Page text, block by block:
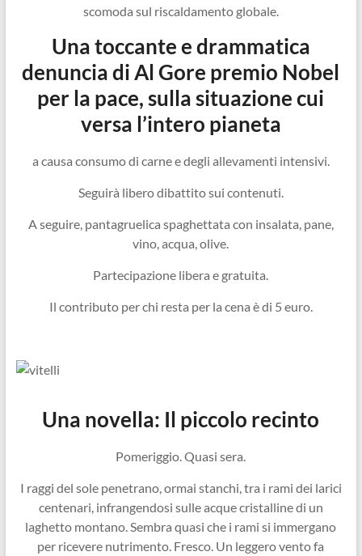
scomoda sul riscaldamento globale.
Una toccante e drammatica
denuncia di Al Gore premio Nobel
per la pace, sulla situazione cui
versa l’intero pianeta
a causa consumo di carne e degli allevamenti intensivi.
Seguirà libero dibattito sui contenuti.
A seguire, pantagruelica spaghettata con insalata, pane,
vino, acqua, olive.
Partecipazione libera e gratuita.
Il contributo per chi resta per la cena è di 5 euro.
Una novella: Il piccolo recinto
Pomeriggio. Quasi sera.
I raggi del sole penetrano, ormai stanchi, tra i rami dei larici
centenari, infrangendosi sulle acque cristalline di un
laghetto montano. Sembra quasi che i rami si immergano
per ricevere nutrimento. Fresco. Un leggero vento fa